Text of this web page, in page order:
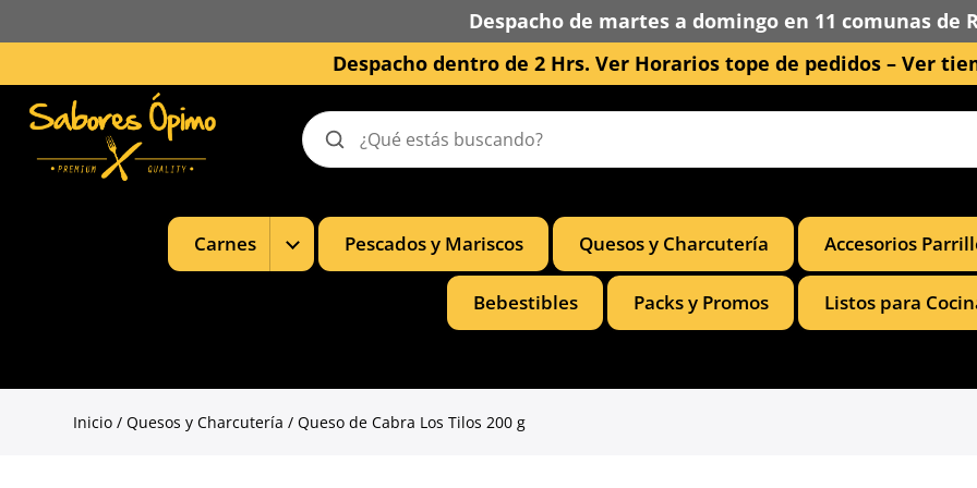
Despacho de martes a domingo en 11 comunas de
Despacho dentro de 2 Hrs. Ver Horarios tope de pedidos – Ver
Buscar
Carnes
Mostrar
subcategoríasPescados y Mariscos Quesos y Charcutería Accesorios
Bebestibles Packs y Promos Listos para
Inicio /Quesos y Charcutería / Queso de Cabra Los Tilos 200 g